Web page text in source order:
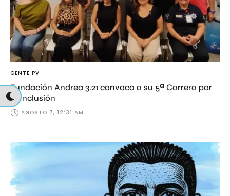
GENTE PV
Fundación Andrea 3.21 convoca a su 5ª Carrera por
la Inclusión
AGOSTO 7, 12:31 AM